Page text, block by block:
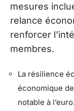
mesures
relance
renforcer
membres.
La résilience
économique
notable à